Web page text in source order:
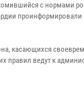
с нормами
касающихся
правил ведут к